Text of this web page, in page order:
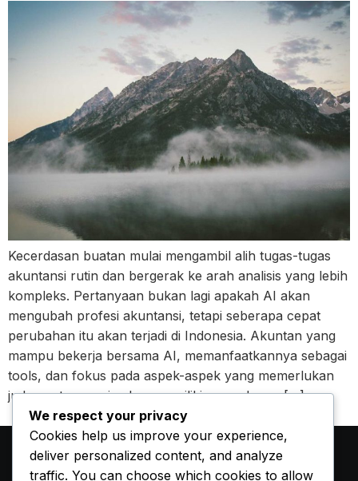
Kecerdasan buatan mulai mengambil alih tugas-tugas
akuntansi rutin dan bergerak ke arah analisis yang lebih
kompleks. Pertanyaan bukan lagi apakah AI akan
mengubah profesi akuntansi, tetapi seberapa cepat
perubahan itu akan terjadi di Indonesia. Akuntan yang
mampu bekerja bersama AI, memanfaatkannya sebagai
tools, dan fokus pada aspek-aspek yang memerlukan
judgment manusia akan memiliki masa depan […]
We respect your privacy
Cookies help us improve your experience,
deliver personalized content, and analyze
traffic. You can choose which cookies to allow